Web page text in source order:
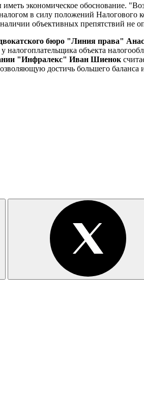
экономическое обоснование.
в силу положений Налогового
объективных препятствий не
бюро "Линия права"
налогоплательщика объекта
"Инфралекс" Иван Шиенок
достичь большего баланса